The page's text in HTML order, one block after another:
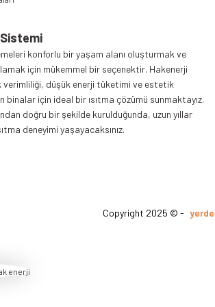
konforlu bir yaşam alanı oluşturmak ve
için mükemmel bir seçenektir. Hakenerji
verimliliği, düşük enerji tüketimi ve estetik
binalar için ideal bir ısıtma çözümü sunmaktayız.
doğru bir şekilde kurulduğunda, uzun yıllar
deneyimi yaşayacaksınız.
Copyright 2025 © -